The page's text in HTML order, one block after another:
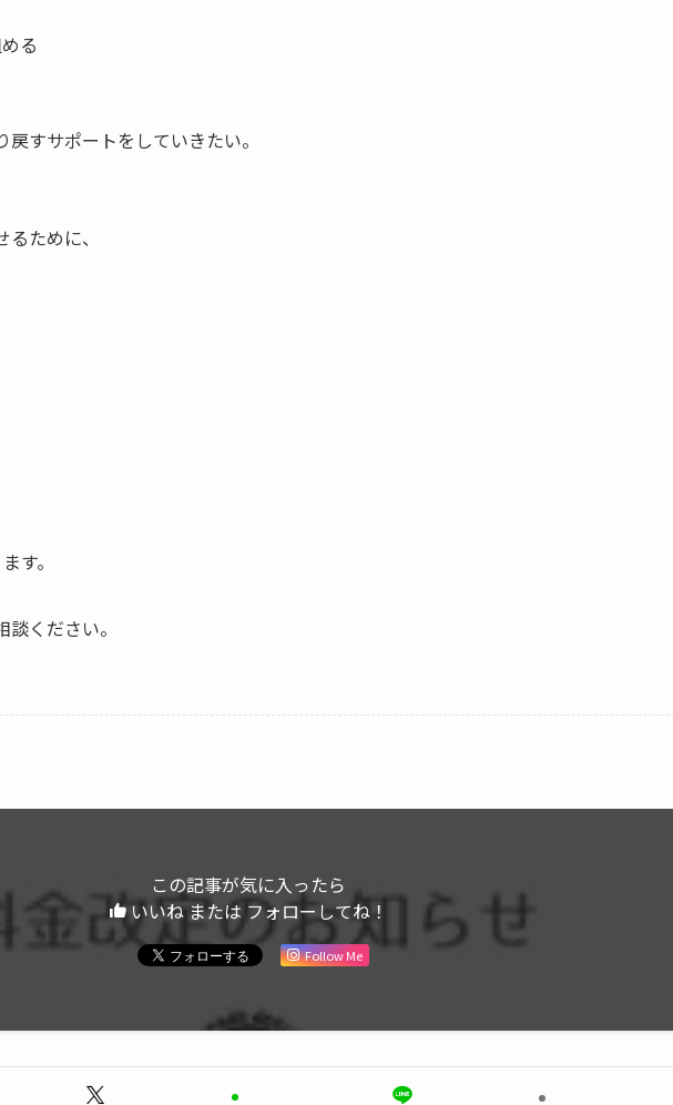
る
すサポートをしていきたい。
ために、
す。
ください。
この記事が気に入ったら
いいね または フォローしてね！
Follow Me